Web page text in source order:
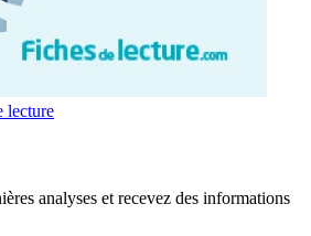
lecture
analyses et recevez des informations